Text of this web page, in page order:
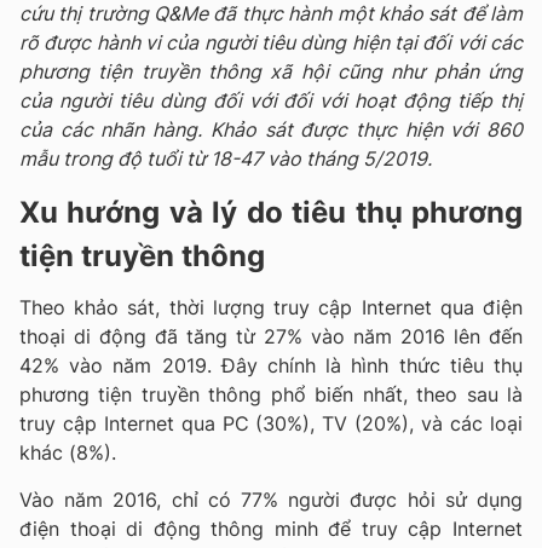
cứu thị trường Q&Me đã thực hành một khảo sát để làm
rõ được hành vi của người tiêu dùng hiện tại đối với các
phương tiện truyền thông xã hội cũng như phản ứng
của người tiêu dùng đối với đối với hoạt động tiếp thị
của các nhãn hàng. Khảo sát được thực hiện với 860
mẫu trong độ tuổi từ 18-47 vào tháng 5/2019.
Xu hướng và lý do tiêu thụ phương
tiện truyền thông
Theo khảo sát, thời lượng truy cập Internet qua điện
thoại di động đã tăng từ 27% vào năm 2016 lên đến
42% vào năm 2019. Đây chính là hình thức tiêu thụ
phương tiện truyền thông phổ biến nhất, theo sau là
truy cập Internet qua PC (30%), TV (20%), và các loại
khác (8%).
Vào năm 2016, chỉ có 77% người được hỏi sử dụng
điện thoại di động thông minh để truy cập Internet